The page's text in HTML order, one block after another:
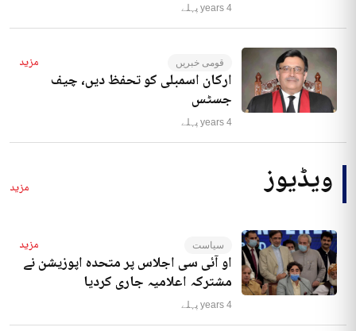
4 years پہلے
قومی خبریں مزید
ارکان اسمبلی کو تحفظ دیں، چیف
جسٹس
4 years پہلے
ویڈیوز مزید
سیاست مزید
او آئی سی اجلاس پر متحدہ اپوزیشن نے
مشترکہ اعلامیہ جاری کردیا
4 years پہلے